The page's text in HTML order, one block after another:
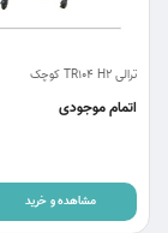
ترالی TR104 H2 کوچک
اتمام موجودی
مشاهده و خرید